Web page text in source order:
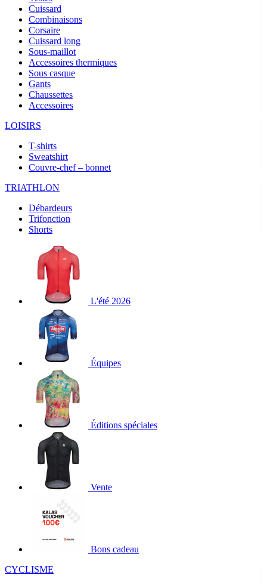
Cuissard
Combinaisons
Corsaire
Cuissard long
Sous-maillot
Accessoires thermiques
Sous casque
Gants
Chaussettes
Accessoires
LOISIRS
T-shirts
Sweatshirt
Couvre-chef – bonnet
TRIATHLON
Débardeurs
Trifonction
Shorts
L'été 2026
Équipes
Éditions spéciales
Vente
Bons cadeau
CYCLISME